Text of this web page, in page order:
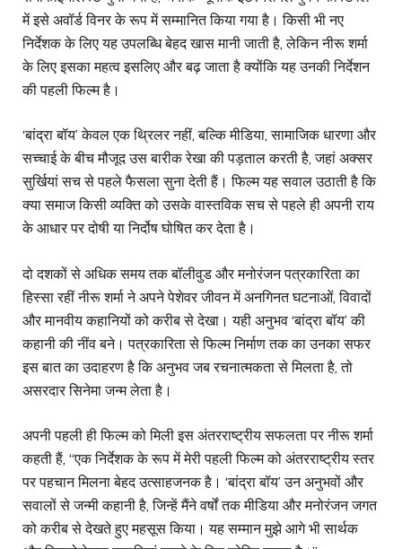
में इसे अवॉर्ड विनर के रूप में सम्मानित किया गया है। किसी भी नए
निर्देशक के लिए यह उपलब्धि बेहद खास मानी जाती है, लेकिन नीरू शर्मा
के लिए इसका महत्व इसलिए और बढ़ जाता है क्योंकि यह उनकी निर्देशन
की पहली फिल्म है।
‘बांद्रा बॉय’ केवल एक थ्रिलर नहीं, बल्कि मीडिया, सामाजिक धारणा और
सच्चाई के बीच मौजूद उस बारीक रेखा की पड़ताल करती है, जहां अक्सर
सुर्खियां सच से पहले फैसला सुना देती हैं। फिल्म यह सवाल उठाती है कि
क्या समाज किसी व्यक्ति को उसके वास्तविक सच से पहले ही अपनी राय
के आधार पर दोषी या निर्दोष घोषित कर देता है।
दो दशकों से अधिक समय तक बॉलीवुड और मनोरंजन पत्रकारिता का
हिस्सा रहीं नीरू शर्मा ने अपने पेशेवर जीवन में अनगिनत घटनाओं, विवादों
और मानवीय कहानियों को करीब से देखा। यही अनुभव ‘बांद्रा बॉय’ की
कहानी की नींव बने। पत्रकारिता से फिल्म निर्माण तक का उनका सफर
इस बात का उदाहरण है कि अनुभव जब रचनात्मकता से मिलता है, तो
असरदार सिनेमा जन्म लेता है।
अपनी पहली ही फिल्म को मिली इस अंतरराष्ट्रीय सफलता पर नीरू शर्मा
कहती हैं, “एक निर्देशक के रूप में मेरी पहली फिल्म को अंतरराष्ट्रीय स्तर
पर पहचान मिलना बेहद उत्साहजनक है। ‘बांद्रा बॉय’ उन अनुभवों और
सवालों से जन्मी कहानी है, जिन्हें मैंने वर्षों तक मीडिया और मनोरंजन जगत
को करीब से देखते हुए महसूस किया। यह सम्मान मुझे आगे भी सार्थक